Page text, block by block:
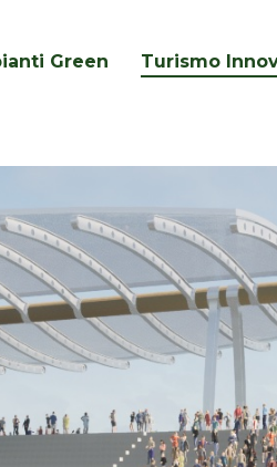
Green Turismo